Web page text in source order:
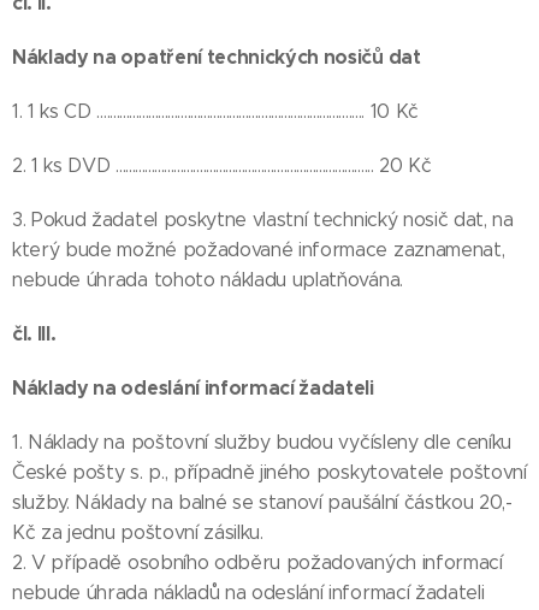
Náklady na opatření technických nosičů dat
1. 1 ks CD ................................................................................... 10 Kč
2. 1 ks DVD ................................................................................ 20 Kč
3. Pokud žadatel poskytne vlastní technický nosič dat, na
který bude možné požadované informace zaznamenat,
nebude úhrada tohoto nákladu uplatňována.
čl. III.
Náklady na odeslání informací žadateli
1. Náklady na poštovní služby budou vyčísleny dle ceníku
České pošty s. p., případně jiného poskytovatele poštovní
služby. Náklady na balné se stanoví paušální částkou 20,-
Kč za jednu poštovní zásilku.
2. V případě osobního odběru požadovaných informací
nebude úhrada nákladů na odeslání informací žadateli